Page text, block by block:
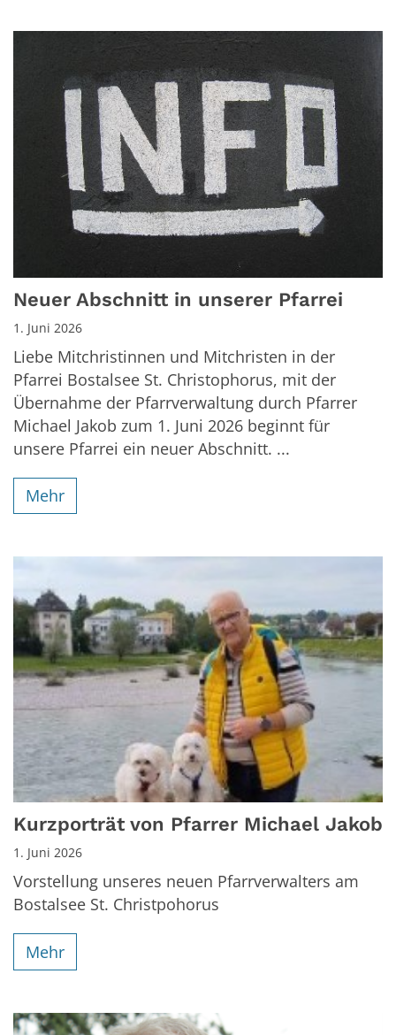
Neuer Abschnitt in unserer Pfarrei
1. Juni 2026
Liebe Mitchristinnen und Mitchristen in der
Pfarrei Bostalsee St. Christophorus, mit der
Übernahme der Pfarrverwaltung durch Pfarrer
Michael Jakob zum 1. Juni 2026 beginnt für
unsere Pfarrei ein neuer Abschnitt. ...
Mehr
Kurzporträt von Pfarrer Michael Jakob
1. Juni 2026
Vorstellung unseres neuen Pfarrverwalters am
Bostalsee St. Christpohorus
Mehr